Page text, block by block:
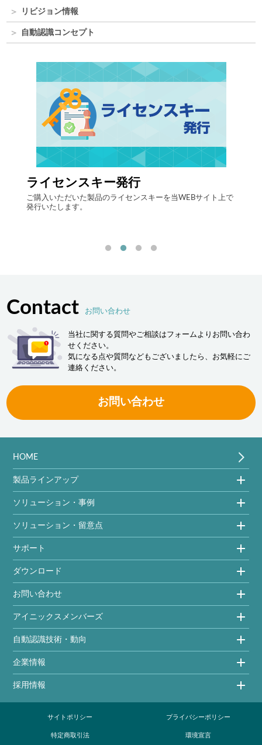
リビジョン情報
自動認識コンセプト
ライセンスキー発行
ご購入いただいた製品のライセンスキーを当WEBサイト上で
発行いたします。
Contact お問い合わせ
当社に関する質問やご相談はフォームよりお問い合わ
せください。
気になる点や質問などもございましたら、お気軽にご
連絡ください。
お問い合わせ
HOME
製品ラインアップ
ソリューション・事例
ソリューション・留意点
サポート
ダウンロード
お問い合わせ
アイニックスメンバーズ
自動認識技術・動向
企業情報
採用情報
サイトポリシー プライバシーポリシー
特定商取引法 環境宣言